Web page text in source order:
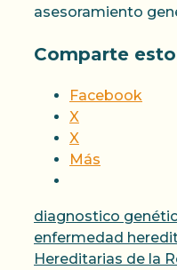
asesoramiento
Comparte
Facebook
X
X
Más
Categorías
diagnostico
enfermedad
Hereditarias de la